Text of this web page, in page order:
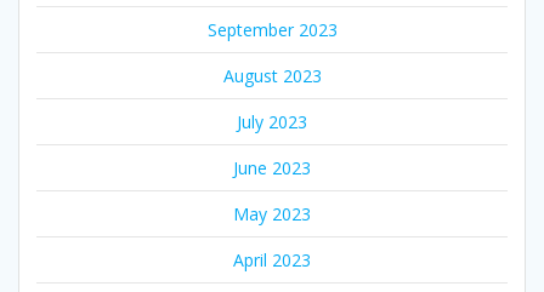
September 2023
August 2023
July 2023
June 2023
May 2023
April 2023